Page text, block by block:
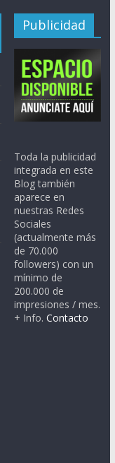
Publicidad
Toda la publicidad
integrada en este
Blog también
aparece en
nuestras Redes
Sociales
(actualmente más
de 70.000
followers) con un
mínimo de
200.000 de
impresiones / mes.
+ Info.Contacto